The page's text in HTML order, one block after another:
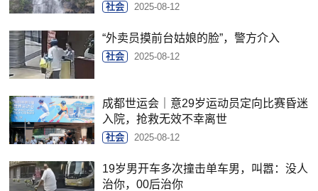
社会 2025-08-12
“外卖员摸前台姑娘的脸”，警方介入
社会 2025-08-12
成都世运会｜意29岁运动员定向比赛昏迷
入院，抢救无效不幸离世
社会 2025-08-12
19岁男开车多次撞击单车男，叫嚣：没人
治你，00后治你